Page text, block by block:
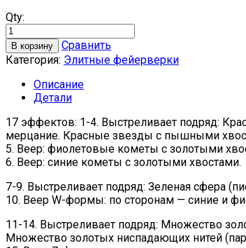
Qty:
В корзину
Сравнить
Категория: Элитные фейерверки
Описание
Детали
17 эффектов: 1-4. Выстреливает подряд:
мерцание. Красные звезды с пышными
5. Веер: фиолетовые кометы с золотыми
6. Веер: синие кометы с золотыми хвостами.
7-9. Выстреливает подряд: Зеленая сфера
10. Веер W-формы: по сторонам — синие и
11-14. Выстреливает подряд: Множество
Множество золотых ниспадающих нитей